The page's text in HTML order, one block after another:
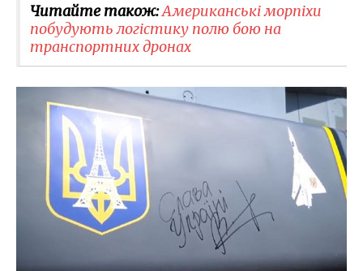
Читайте також:Американські морпіхи
побудують логістику полю бою на
транспортних дронах